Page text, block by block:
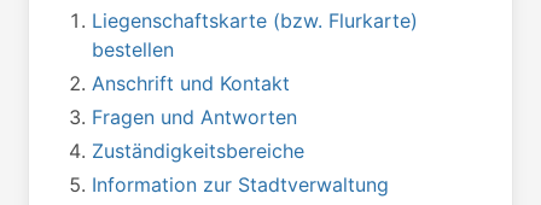
Liegenschaftskarte (bzw. Flurkarte)
bestellen
Anschrift und Kontakt
Fragen und Antworten
Zuständigkeitsbereiche
Information zur Stadtverwaltung